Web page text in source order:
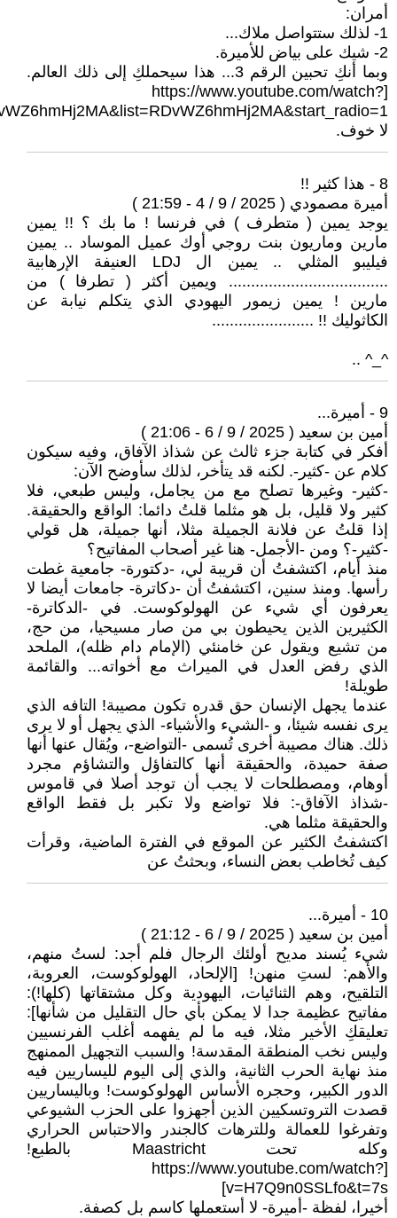
أمران:
1- لذلك ستتواصل ملاك...
2- شيك على بياض للأميرة.
وبما أنكِ تحبين الرقم 3... هذا سيحملكِ إلى ذلك العالم.
[https://www.youtube.com/watch?
لا خوف.
8 - هذا كثير !!
أميرة مصمودي ( 2025 / 9 / 4 - 21:59 )
يوجد يمين ( متطرف ) في فرنسا ! ما بك ؟ !! يمين
مارين وماريون بنت روجي أوك عميل الموساد .. يمين
فيليبو المثلي .. يمين ال LDJ العنيفة الإرهابية
.................................... ويمين أكثر ( تطرفا ) من
مارين ! يمين زيمور اليهودي الذي يتكلم نيابة عن
الكاثوليك !! .......................
^_^ ..
9 - أميرة...
أمين بن سعيد ( 2025 / 9 / 6 - 21:06 )
أفكر في كتابة جزء ثالث عن شذاذ الآفاق، وفيه سيكون
كلام عن -كثير-. لكنه قد يتأخر، لذلك سأوضح الآن:
-كثير- وغيرها تصلح مع من يجامل، وليس طبعي، فلا
كثير ولا قليل، بل هو مثلما قلتُ دائما: الواقع والحقيقة.
إذا قلتُ عن فلانة الجميلة مثلا، أنها جميلة، هل قولي
-كثير-؟ ومن -الأجمل- هنا غير أصحاب المفاتيح؟
منذ أيام، اكتشفتُ أن قريبة لي، -دكتورة- جامعية غطت
رأسها. ومنذ سنين، اكتشفتُ أن -دكاترة- جامعات أيضا لا
يعرفون أي شيء عن الهولوكوست. في -الدكاترة-
الكثيرين الذين يحيطون بي من صار مسيحيا، من حج،
من تشيع ويقول عن خامنئي (الإمام دام ظله)، الملحد
الذي رفض العدل في الميراث مع أخواته... والقائمة
طويلة!
عندما يجهل الإنسان حق قدره تكون مصيبة! التافه الذي
يرى نفسه شيئا، و -الشيء والأشياء- الذي يجهل أو لا يرى
ذلك. هناك مصيبة أخرى تُسمى -التواضع-، ويُقال عنها أنها
صفة حميدة، والحقيقة أنها كالتفاؤل والتشاؤم مجرد
أوهام، ومصطلحات لا يجب أن توجد أصلا في قاموس
-شذاذ الآفاق-: فلا تواضع ولا تكبر بل فقط الواقع
والحقيقة مثلما هي.
اكتشفتُ الكثير عن الموقع في الفترة الماضية، وقرأت
كيف تُخاطب بعض النساء، وبحثتُ عن
10 - أميرة...
أمين بن سعيد ( 2025 / 9 / 6 - 21:12 )
شيء يُسند مديح أولئك الرجال فلم أجد: لستُ منهم،
والأهم: لستِ منهن! [الإلحاد، الهولوكوست، العروبة،
التلقيح، وهم الثنائيات، اليهودية وكل مشتقاتها (كلها!):
مفاتيح عظيمة جدا لا يمكن بأي حال التقليل من شأنها]:
تعليقكِ الأخير مثلا، فيه ما لم يفهمه أغلب الفرنسيين
وليس نخب المنطقة المقدسة! والسبب التجهيل الممنهج
منذ نهاية الحرب الثانية، والذي إلى اليوم لليساريين فيه
الدور الكبير، وحجره الأساس الهولوكوست! وباليساريين
قصدت التروتسكيين الذين أجهزوا على الحزب الشيوعي
وتفرغوا للعمالة وللترهات كالجندر والاحتباس الحراري
وكله تحت Maastricht بالطبع!
[https://www.youtube.com/watch?
v=H7Q9n0SSLfo&t=7s]
أخيرا، لفظة -أميرة- لا أستعملها كاسم بل كصفة.